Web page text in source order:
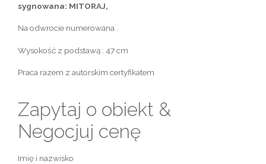
sygnowana: MITORAJ,
Na odwrocie numerowana .
Wysokość z podstawą : 47 cm
Praca razem z autorskim certyfikatem
Zapytaj o obiekt &
Negocjuj cenę
Imię i nazwisko